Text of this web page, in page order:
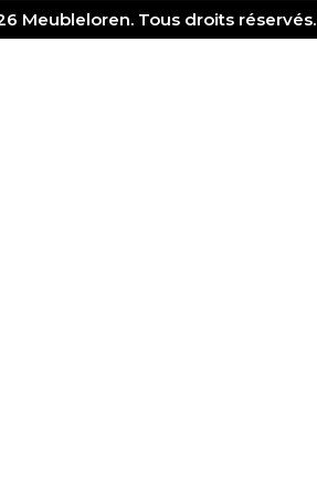
Meubleloren. Tous droits réservés.